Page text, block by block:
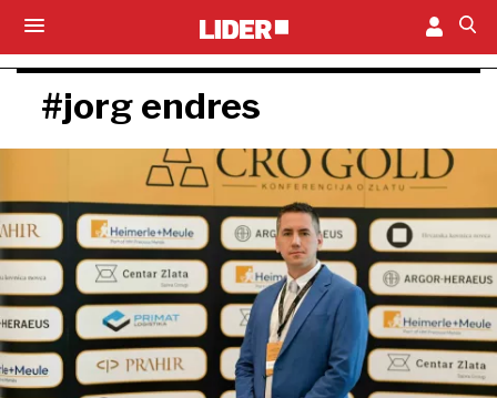
#jorg endres